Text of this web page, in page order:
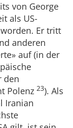
von George
als US-
Er tritt
anderen
auf (in der
den
Polenz 23). Als
Iranian